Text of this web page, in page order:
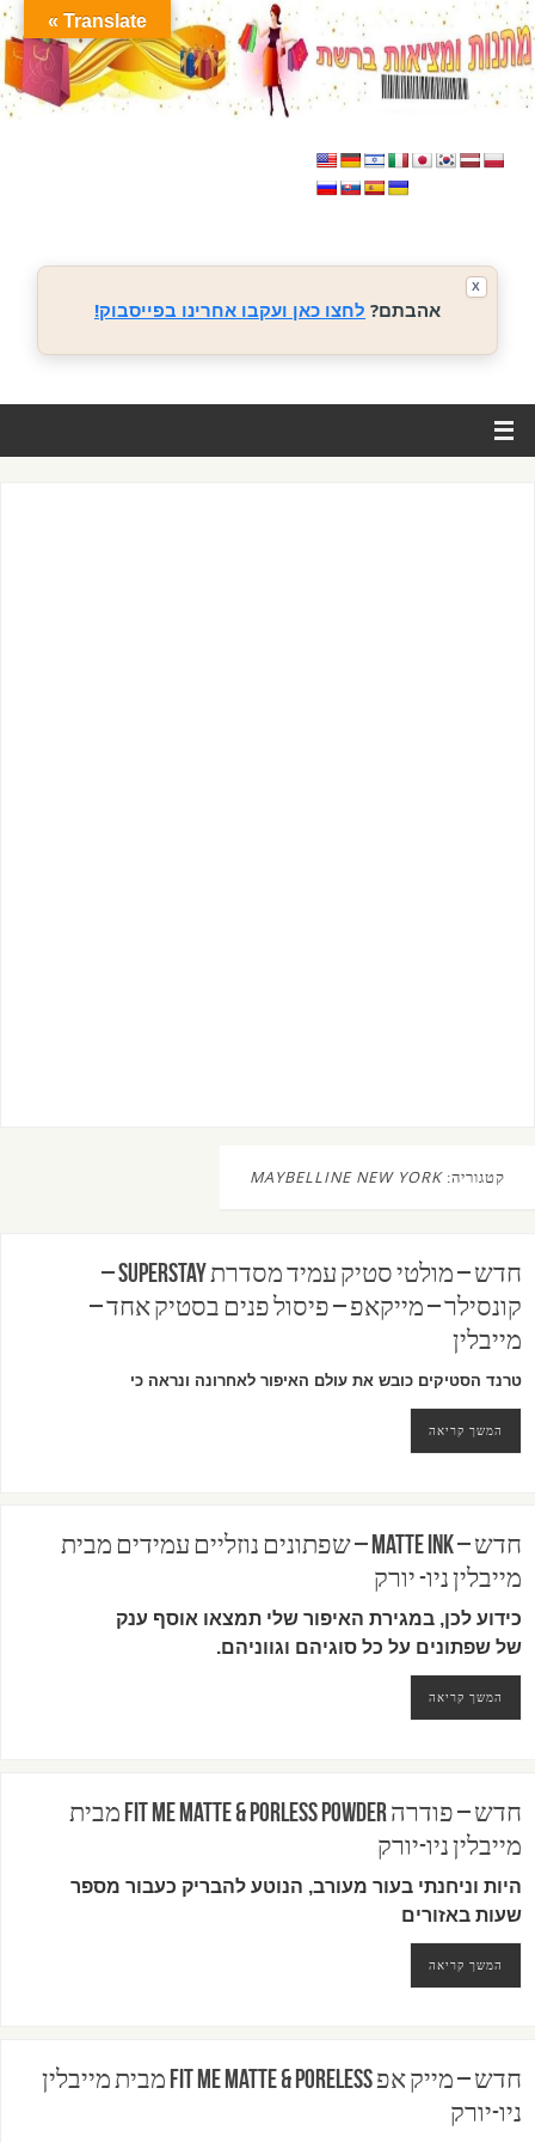
אהבתם? לחצו כאן ועקבו אחרינו בפייסבוק!
X
קטגוריה:MAYBELLINE NEW YORK
חדש – מולטי סטיק עמיד מסדרת SUPERSTAY –
קונסילר – מייקאפ – פיסול פנים בסטיק אחד –
מייבלין
טרנד הסטיקים כובש את עולם האיפור לאחרונה ונראה כי
המשך קריאה
חדש – MATTE INK – שפתונים נוזליים עמידים מבית
מייבלין ניו- יורק
כידוע לכן, במגירת האיפור שלי תמצאו אוסף ענק
של שפתונים על כל סוגיהם וגווניהם.
המשך קריאה
חדש – פודרה Fit Me Matte & Porless Powder מבית
מייבלין ניו-יורק
היות וניחנתי בעור מעורב, הנוטע להבריק כעבור מספר
שעות באזורים
המשך קריאה
חדש – מייק אפ FIT ME MATTE & PORELESS מבית מייבלין
ניו-יורק
Translate »